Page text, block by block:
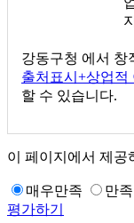
강동구청 에서 창
출처표시+상업적
할 수 있습니다.
이 페이지에서 제공
매우만족 만족
평가하기